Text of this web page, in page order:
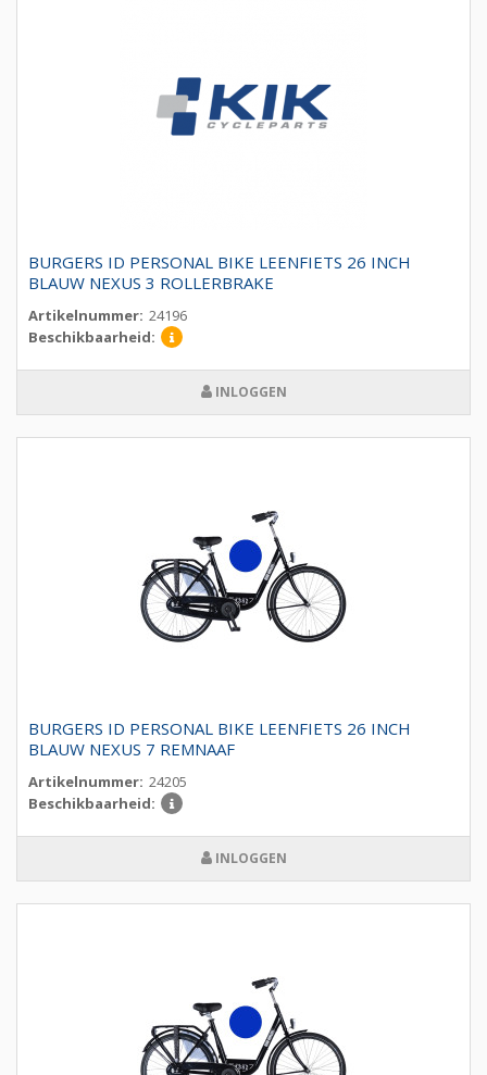
BURGERS ID PERSONAL BIKE LEENFIETS 26 INCH
BLAUW NEXUS 3 ROLLERBRAKE
Artikelnummer: 24196
Beschikbaarheid:
INLOGGEN
BURGERS ID PERSONAL BIKE LEENFIETS 26 INCH
BLAUW NEXUS 7 REMNAAF
Artikelnummer: 24205
Beschikbaarheid:
INLOGGEN